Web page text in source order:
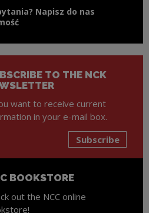
Napisz do nas
TO THE NCK
want to receive current
in your e-mail box.
Subscribe
BOOKSTORE
out the NCC online